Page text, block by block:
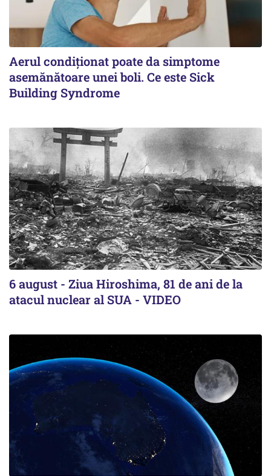
Aerul condiționat poate da simptome
asemănătoare unei boli. Ce este Sick
Building Syndrome
6 august - Ziua Hiroshima, 81 de ani de la
atacul nuclear al SUA - VIDEO